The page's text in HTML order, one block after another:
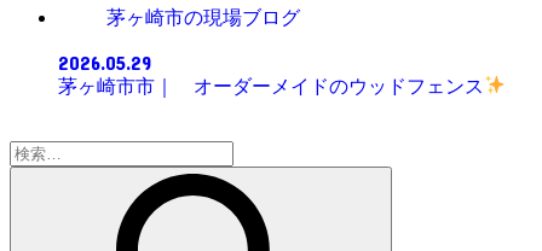
茅ヶ崎市の現場ブログ
2026.05.29
茅ヶ崎市市｜ オーダーメイドのウッドフェンス
検
索: